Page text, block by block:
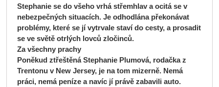
Stephanie se do všeho vrhá střemhlav a ocitá se v
nebezpečných situacích. Je odhodlána překonávat
problémy, které se jí vytrvale staví do cesty, a prosadit
se ve světě otrlých lovců zločinců.
Za všechny prachy
Poněkud ztřeštěná Stephanie Plumová, rodačka z
Trentonu v New Jersey, je na tom mizerně. Nemá
práci, nemá peníze a navíc jí právě zabavili auto.